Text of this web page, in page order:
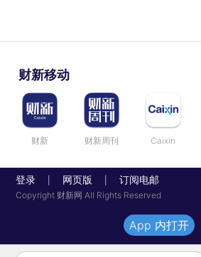
财新移动
财新 财新周刊 Caixin
登录 网页版 订阅电邮
Copyright 财新网 All Rights Reserved
App 内打开